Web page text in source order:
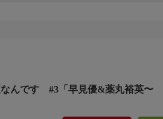
んです #3「早見優&薬丸裕英〜